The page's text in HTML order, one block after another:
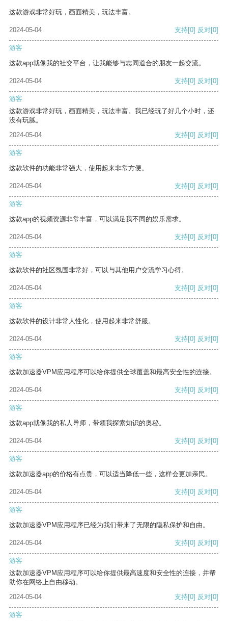
这款游戏非常好玩，画面精美，玩法丰富。
2024-05-04 支持[0] 反对[0]
游客
这款app就像我的社交平台，让我能够与志同道合的朋友一起交流。
2024-05-04 支持[0] 反对[0]
游客
这款游戏非常好玩，画面精美，玩法丰富。我已经玩了好几个小时，还
没有玩腻。
2024-05-04
支持[0] 反对[0]
游客
这款软件的功能非常强大，使用起来非常方便。
2024-05-04 支持[0] 反对[0]
游客
这款app的视频资源非常丰富，可以满足我不同的娱乐需求。
2024-05-04 支持[0] 反对[0]
游客
这款软件的社区氛围非常好，可以与其他用户交流学习心得。
2024-05-04 支持[0] 反对[0]
游客
这款软件的设计非常人性化，使用起来非常舒服。
2024-05-04 支持[0] 反对[0]
游客
这款加速器VPM应用程序可以给你提供全球覆盖和最高安全性的连接。
2024-05-04 支持[0] 反对[0]
游客
这款app就像我的私人导师，带领我探索知识的奥秘。
2024-05-04 支持[0] 反对[0]
游客
这款加速器app的价格有点贵，可以适当降低一些，这样会更加亲民。
2024-05-04 支持[0] 反对[0]
游客
这款加速器VPM应用程序已经为我们带来了无限的隐私保护和自由。
2024-05-04 支持[0] 反对[0]
游客
这款加速器VPM应用程序可以给你提供最高速度和安全性的连接，并帮
助你在网络上自由移动。
2024-05-04
支持[0] 反对[0]
游客